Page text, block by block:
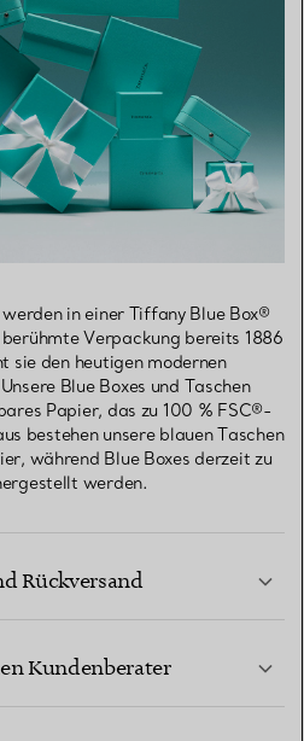
in einer Tiffany Blue Box®
Verpackung bereits 1886
sie den heutigen modernen
Blue Boxes und Taschen
Papier, das zu 100 % FSC®-
bestehen unsere blauen Taschen
während Blue Boxes derzeit zu
werden.
Rückversand
Kundenberater